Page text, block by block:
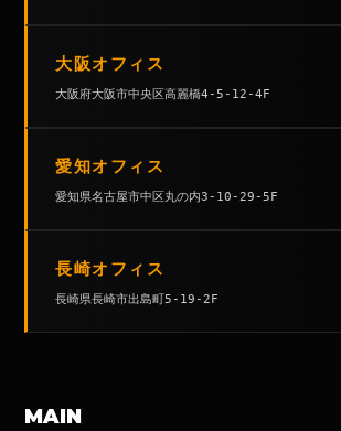
大阪オフィス
大阪府大阪市中央区高麗橋4-5-12-4F
愛知オフィス
愛知県名古屋市中区丸の内3-10-29-5F
長崎オフィス
長崎県長崎市出島町5-19-2F
MAIN